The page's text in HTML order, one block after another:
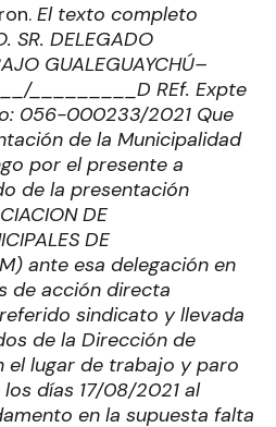
El texto completo
SR. DELEGADO
GUALEGUAYCHÚ–
_________D REf. Expte
056-000233/2021 Que
de la Municipalidad
por el presente a
de la presentación
DE
DE
ante esa delegación en
de acción directa
sindicato y llevada
de la Dirección de
el lugar de trabajo y paro
días 17/08/2021 al
en la supuesta falta